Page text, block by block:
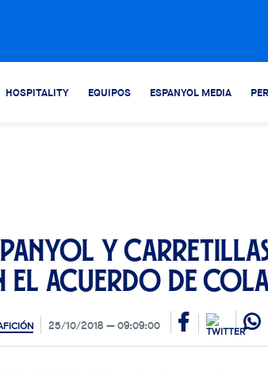
HOSPITALITY EQUIPOS ESPANYOL MEDIA
y Carretillas
el acuerdo de
25/10/2018 09:09:00